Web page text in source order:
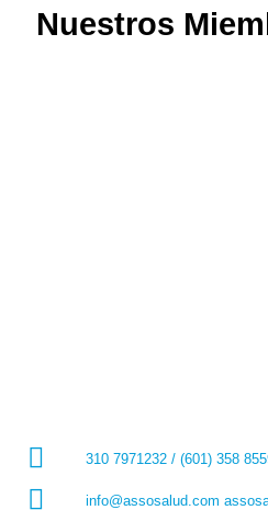
Nuestros
310 7971232 / (601) 358
info@assosalud.com